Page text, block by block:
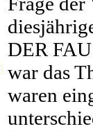
DER
war das
waren